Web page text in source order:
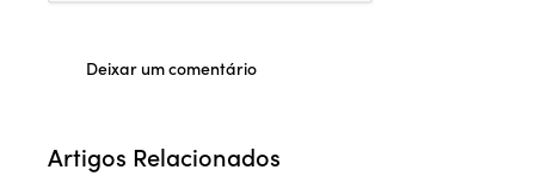
Artigos Relacionados